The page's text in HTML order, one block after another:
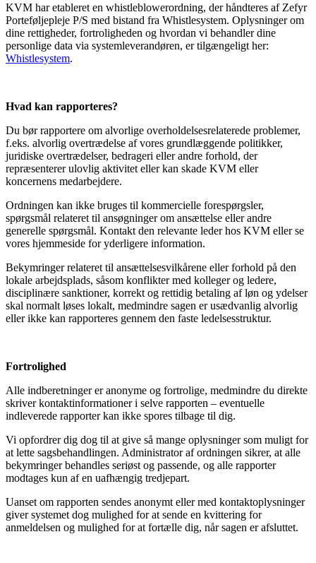
KVM har etableret en whistleblowerordning, der håndteres af Zefyr
Porteføljepleje P/S med bistand fra Whistlesystem. Oplysninger om
dine rettigheder, fortroligheden og hvordan vi behandler dine
personlige data via systemleverandøren, er tilgængeligt her:
Whistlesystem.
Hvad kan rapporteres?
Du bør rapportere om alvorlige overholdelsesrelaterede problemer,
f.eks. alvorlig overtrædelse af vores grundlæggende politikker,
juridiske overtrædelser, bedrageri eller andre forhold, der
repræsenterer ulovlig aktivitet eller kan skade KVM eller
koncernens medarbejdere.
Ordningen kan ikke bruges til kommercielle forespørgsler,
spørgsmål relateret til ansøgninger om ansættelse eller andre
generelle spørgsmål. Kontakt den relevante leder hos KVM eller se
vores hjemmeside for yderligere information.
Bekymringer relateret til ansættelsesvilkårene eller forhold på den
lokale arbejdsplads, såsom konflikter med kolleger og ledere,
disciplinære sanktioner, korrekt og rettidig betaling af løn og ydelser
skal normalt løses lokalt, medmindre sagen er usædvanlig alvorlig
eller ikke kan rapporteres gennem den faste ledelsesstruktur.
Fortrolighed
Alle indberetninger er anonyme og fortrolige, medmindre du direkte
skriver kontaktinformationer i selve rapporten – eventuelle
indleverede rapporter kan ikke spores tilbage til dig.
Vi opfordrer dig dog til at give så mange oplysninger som muligt for
at lette sagsbehandlingen. Administrator af ordningen sikrer, at alle
bekymringer behandles seriøst og passende, og alle rapporter
modtages kun af en uafhængig tredjepart.
Uanset om rapporten sendes anonymt eller med kontaktoplysninger
giver systemet dog mulighed for at sende en kvittering for
anmeldelsen og mulighed for at fortælle dig, når sagen er afsluttet.